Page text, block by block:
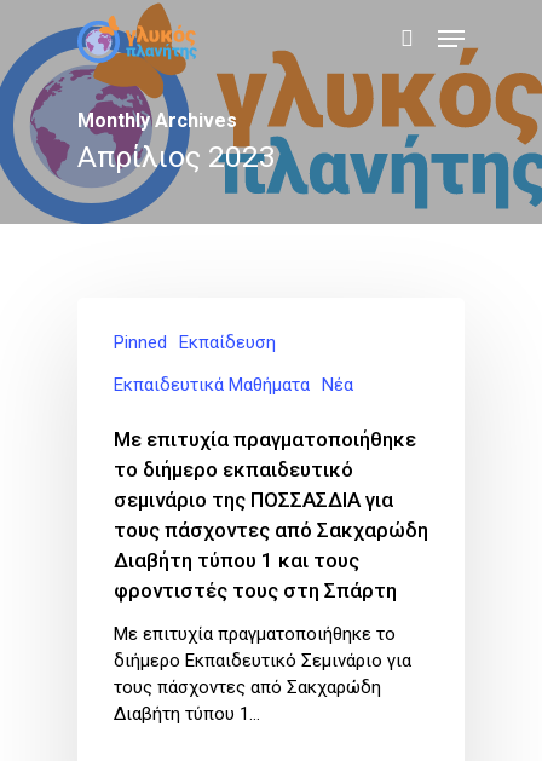
main
content
search
Menu
Monthly Archives
Απρίλιος 2023
Pinned
Εκπαίδευση
Εκπαιδευτικά Μαθήματα Νέα
Με επιτυχία πραγματοποιήθηκε
το διήμερο εκπαιδευτικό
σεμινάριο της ΠΟΣΣΑΣΔΙΑ για
τους πάσχοντες από Σακχαρώδη
Διαβήτη τύπου 1 και τους
φροντιστές τους στη Σπάρτη
Με επιτυχία πραγματοποιήθηκε το
διήμερο Eκπαιδευτικό Σεμινάριο για
τους πάσχοντες από Σακχαρώδη
Διαβήτη τύπου 1…